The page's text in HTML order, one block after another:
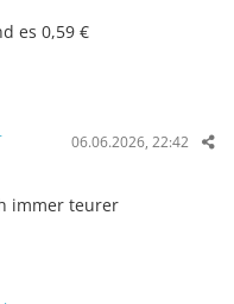
es 0,59 €
06.06.2026, 22:42
immer teurer